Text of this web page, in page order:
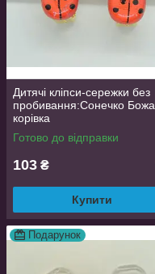
Дитячі кліпси-сережки без
пробивання:Сонечко Божа
корівка
Готово до відправки
103 ₴
Купити
Подарунок